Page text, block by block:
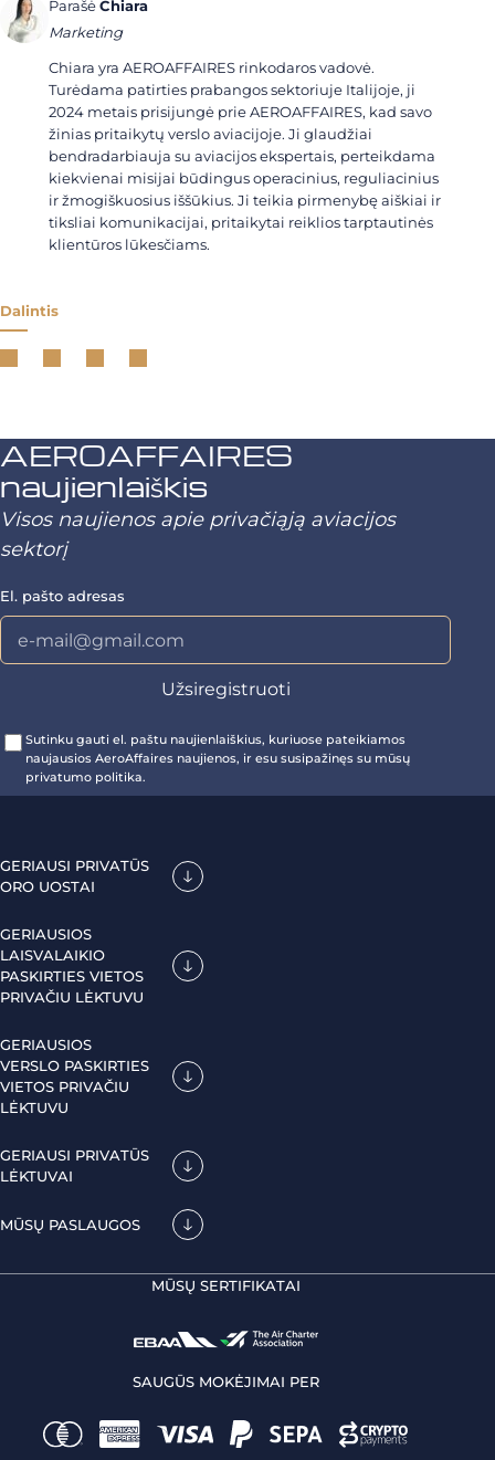
ParašėChiara
Marketing
Chiara yra AEROAFFAIRES rinkodaros vadovė.
Turėdama patirties prabangos sektoriuje Italijoje, ji
2024 metais prisijungė prie AEROAFFAIRES, kad savo
žinias pritaikytų verslo aviacijoje. Ji glaudžiai
bendradarbiauja su aviacijos ekspertais, perteikdama
kiekvienai misijai būdingus operacinius, reguliacinius
ir žmogiškuosius iššūkius. Ji teikia pirmenybę aiškiai ir
tiksliai komunikacijai, pritaikytai reiklios tarptautinės
klientūros lūkesčiams.
Dalintis
AEROAFFAIRES
naujienlaiškis
Visos naujienos apie privačiąją aviacijos
sektorį
El. pašto adresas
Sutinku gauti el. paštu naujienlaiškius, kuriuose pateikiamos
naujausios AeroAffaires naujienos, ir esu susipažinęs su mūsų
privatumo politika.
GERIAUSI PRIVATŪS
ORO UOSTAI
GERIAUSIOS
LAISVALAIKIO
PASKIRTIES VIETOS
PRIVAČIU LĖKTUVU
GERIAUSIOS
VERSLO PASKIRTIES
VIETOS PRIVAČIU
LĖKTUVU
GERIAUSI PRIVATŪS
LĖKTUVAI
MŪSŲ PASLAUGOS
MŪSŲ SERTIFIKATAI
SAUGŪS MOKĖJIMAI PER